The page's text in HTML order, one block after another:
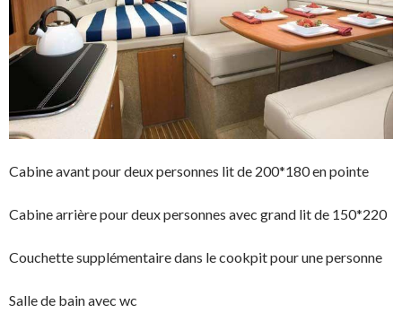
Cabine avant pour deux personnes lit de 200*180 en pointe
Cabine arrière pour deux personnes avec grand lit de 150*220
Couchette supplémentaire dans le cookpit pour une personne
Salle de bain avec wc